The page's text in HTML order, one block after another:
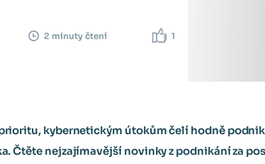
2 minuty čtení 1
kybernetickým útokům čelí hodně
Čtěte nejzajímavější novinky z podnikání za